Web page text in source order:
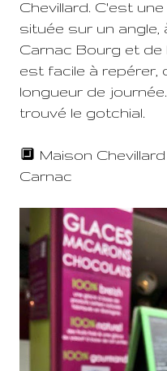
Chevillard. C'est
située sur un angle,
Carnac Bourg et de
est facile à repérer,
longueur de
trouvé le gotchial.
🔲 Maison
Carnac